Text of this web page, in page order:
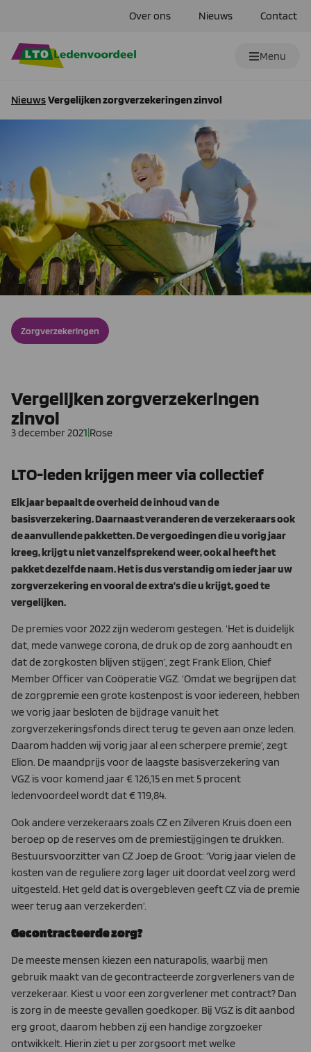
Over ons Nieuws Contact
Menu
NieuwsVergelijken zorgverzekeringen zinvol
Zorgverzekeringen
Vergelijken zorgverzekeringen
zinvol
3 december 2021|Rose
LTO-leden krijgen meer via collectief
Elk jaar bepaalt de overheid de inhoud van de
basisverzekering. Daarnaast veranderen de verzekeraars ook
de aanvullende pakketten. De vergoedingen die u vorig jaar
kreeg, krijgt u niet vanzelfsprekend weer, ook al heeft­ het
pakket dezelfde naam. Het is dus verstandig om ieder jaar uw
zorgverzekering en vooral de extra’s die u krijgt, goed te
vergelijken.
De premies voor 2022 zijn wederom gestegen. ‘Het is duidelijk
dat, mede vanwege corona, de druk op de zorg aanhoudt en
dat de zorgkosten blijven stijgen’, zegt Frank Elion, Chief
Member Officer van Coöperatie VGZ. ‘Omdat we begrijpen dat
de zorgpremie een grote kostenpost is voor iedereen, hebben
we vorig jaar besloten de bijdrage vanuit het
zorgverzekeringsfonds direct terug te geven aan onze leden.
Daarom hadden wij vorig jaar al een scherpere premie’, zegt
Elion. De maandprijs voor de laagste basisverzekering van
VGZ is voor komend jaar € 126,15 en met 5 procent
ledenvoordeel wordt dat € 119,84.
Ook andere verzekeraars zoals CZ en Zilveren Kruis doen een
beroep op de reserves om de premiestijgingen te drukken.
Bestuursvoorzitter van CZ Joep de Groot: ‘Vorig jaar vielen de
kosten van de reguliere zorg lager uit doordat veel zorg werd
uitgesteld. Het geld dat is overgebleven geeft CZ via de premie
weer terug aan verzekerden’.
Gecontracteerde zorg?
De meeste mensen kiezen een naturapolis, waarbij men
gebruik maakt van de gecontracteerde zorgverleners van de
verzekeraar. Kiest u voor een zorgverlener met contract? Dan
is zorg in de meeste gevallen goedkoper. Bij VGZ is dit aanbod
erg groot, daarom hebben zij een handige zorgzoeker
ontwikkelt. Hierin ziet u per zorgsoort met welke